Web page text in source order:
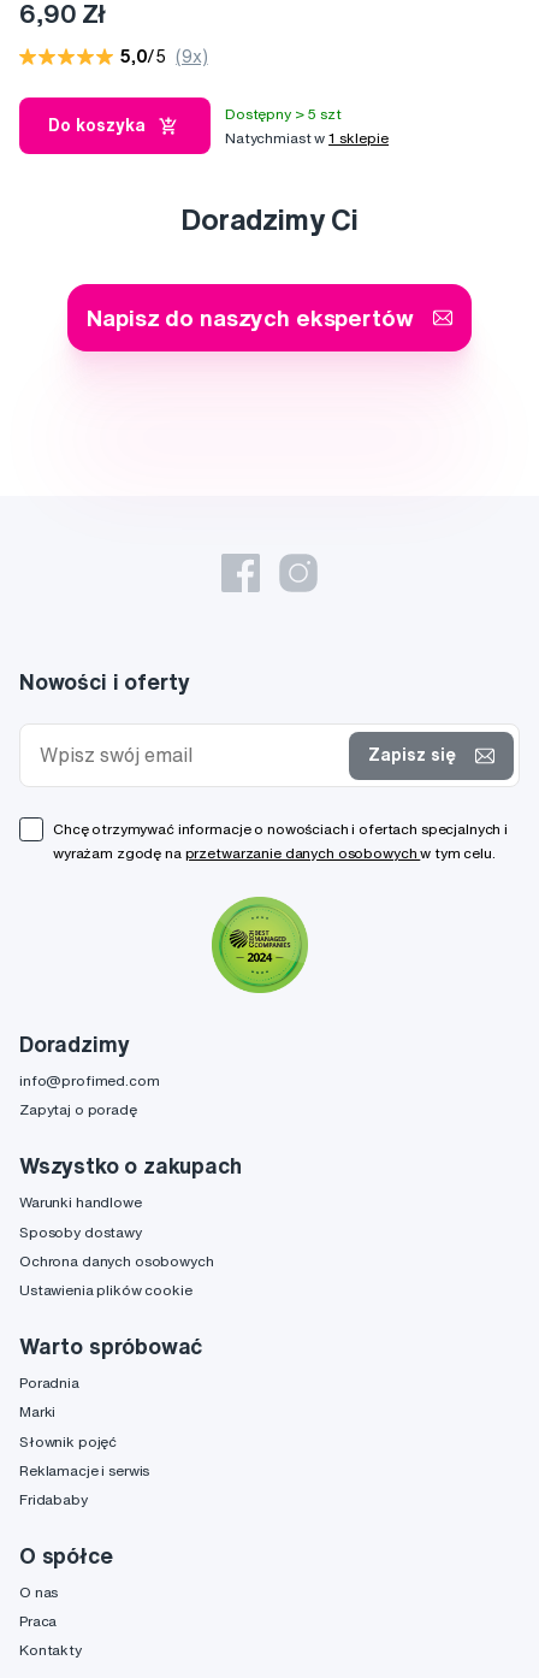
6,90 Zł
5,0/5 (9x)
Do koszyka
Dostępny > 5 szt
Natychmiast w1 sklepie
Doradzimy Ci
Napisz do naszych ekspertów
Doradzimy
info@profimed.com
Zapytaj o poradę
Wszystko o zakupach
Warunki handlowe
Sposoby dostawy
Ochrona danych osobowych
Ustawienia plików cookie
Warto spróbować
Poradnia
Marki
Słownik pojęć
Reklamacje i serwis
Fridababy
O spółce
O nas
Praca
Kontakty
Nowości i oferty
Zapisz się
Chcę otrzymywać informacje o nowościach i ofertach specjalnych i
wyrażam zgodę na przetwarzanie danych osobowychw tym celu.